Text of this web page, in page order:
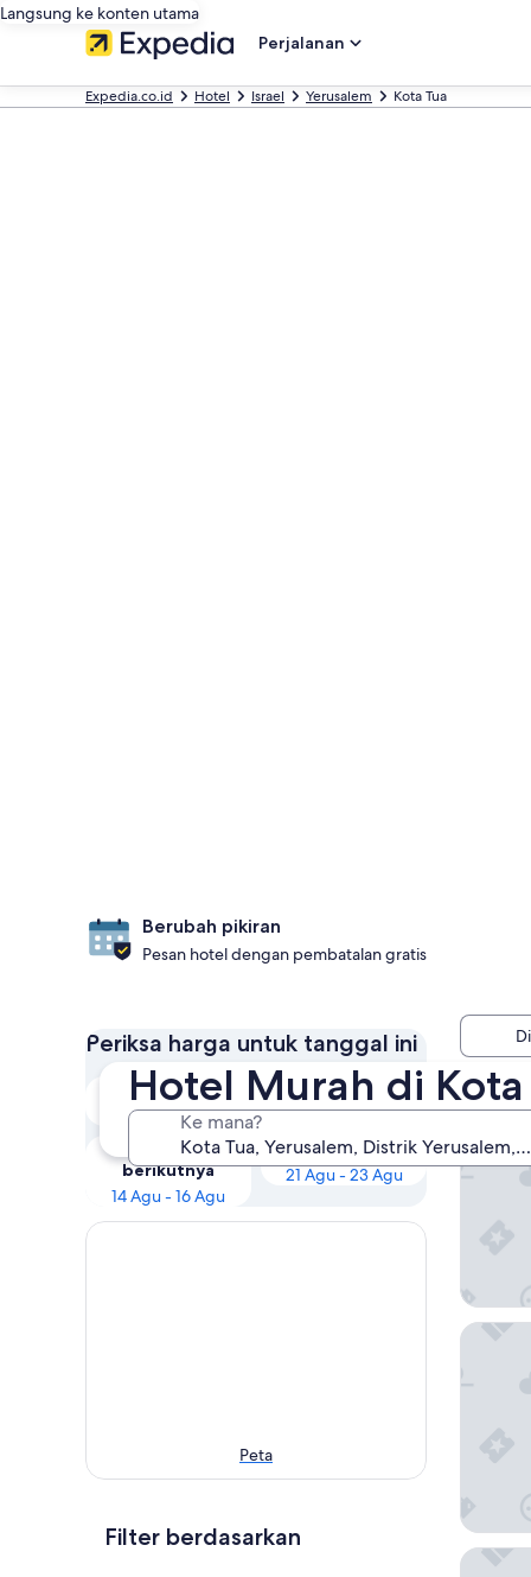
Langsung ke konten utama
Perjalanan
Expedia.co.id Hotel Israel Yerusalem Kota Tua
Hotel Murah di Kota
Ke mana?
Berubah pikiran
Pesan hotel dengan pembatalan gratis
Periksa harga untuk tanggal ini
Malam ini
9 Agu - 10 Agu
Besok
10 Agu - 11 Agu
Akhir pekan
berikutnya
14 Agu - 16 Agu
Dalam dua minggu
21 Agu - 23 Agu
Peta
Filter berdasarkan
New
Saladin
The